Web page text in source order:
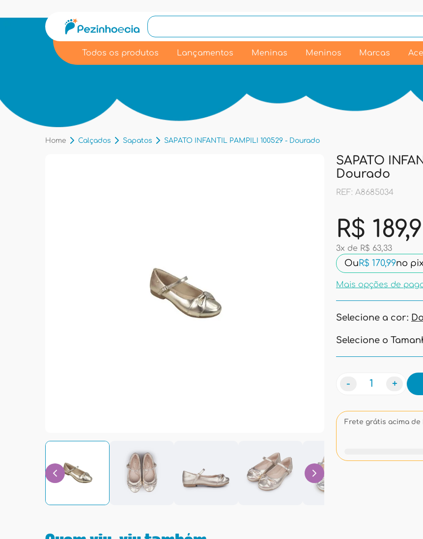
Todos os produtos Lançamentos Meninas Meninos Marcas
Home Calçados Sapatos SAPATO INFANTIL PAMPILI 100529 - Dourado
SAPATO
Dourado
REF: A8685034
R$
3x de R$ 63,33
Ou R$ 170,99no pix
Mais opções de
Selecione a cor:
Selecione o
- +
Frete grátis acima de